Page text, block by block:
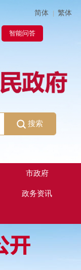
简体 | 繁体
智能问答
搜索
市政府
政务资讯